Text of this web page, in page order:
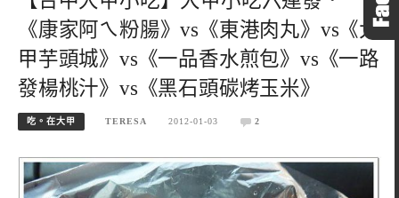
《康家阿ㄟ粉腸》vs《東港肉丸》vs《大
甲芋頭城》vs《一品香水煎包》vs《一路
發楊桃汁》vs《黑石頭碳烤玉米》
吃。在大甲 TERESA 2012-01-03 2